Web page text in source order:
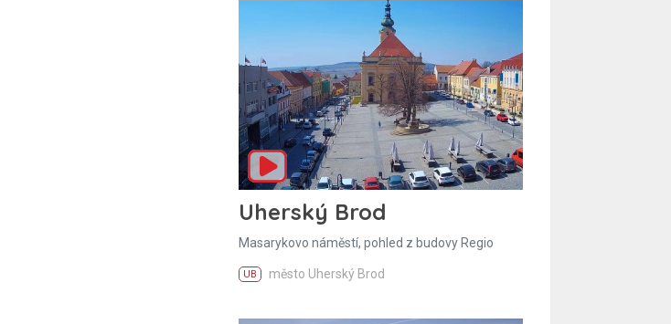
Uherský Brod
Masarykovo náměstí, pohled z budovy Regio
UB město Uherský Brod